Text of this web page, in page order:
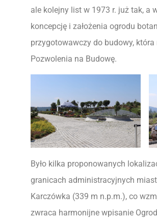
ale kolejny list w 1973 r. już tak, a
koncepcję i założenia ogrodu
przygotowawczy do budowy,
Pozwolenia na Budowę.
Było kilka proponowanych
granicach administracyjnych
Karczówka (339 m n.p.m.), co
zwraca harmonijne wpisanie